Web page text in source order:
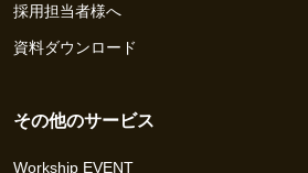
採用担当者様へ
資料ダウンロード
その他のサービス
Workship EVENT